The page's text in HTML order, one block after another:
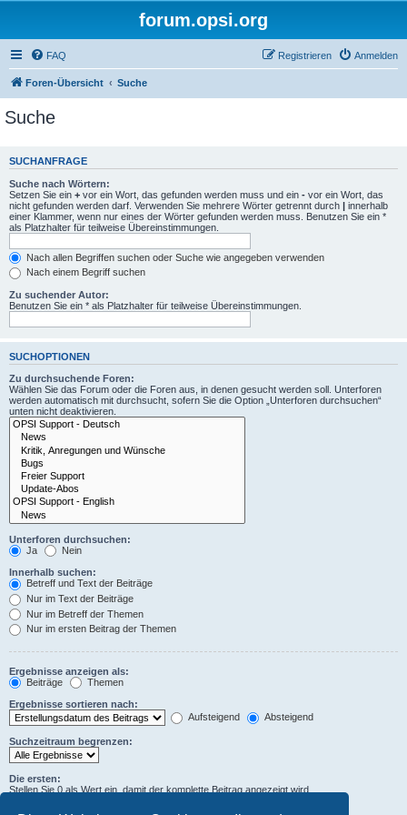
forum.opsi.org
FAQ Anmelden
Registrieren
Foren-Übersicht Suche
Suche
SUCHANFRAGE
Suche nach Wörtern:
Setzen Sie ein + vor ein Wort, das gefunden werden muss und ein - vor ein Wort, das
nicht gefunden werden darf. Verwenden Sie mehrere Wörter getrennt durch | innerhalb
einer Klammer, wenn nur eines der Wörter gefunden werden muss. Benutzen Sie ein *
als Platzhalter für teilweise Übereinstimmungen.
Nach allen Begriffen suchen oder Suche wie angegeben verwenden
Nach einem Begriff suchen
Zu suchender Autor:
Benutzen Sie ein * als Platzhalter für teilweise Übereinstimmungen.
SUCHOPTIONEN
Zu durchsuchende Foren:
Wählen Sie das Forum oder die Foren aus, in denen gesucht werden soll. Unterforen
werden automatisch mit durchsucht, sofern Sie die Option „Unterforen durchsuchen“
unten nicht deaktivieren.
Unterforen durchsuchen:
Ja
Nein
Innerhalb suchen:
Betreff und Text der Beiträge
Nur im Text der Beiträge
Nur im Betreff der Themen
Nur im ersten Beitrag der Themen
Ergebnisse anzeigen als:
Beiträge
Themen
Ergebnisse sortieren nach:
Aufsteigend
Absteigend
Suchzeitraum begrenzen:
Die ersten:
Stellen Sie 0 als Wert ein, damit der komplette Beitrag angezeigt wird.